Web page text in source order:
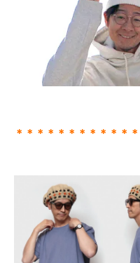
＊＊＊＊＊＊＊＊＊＊＊